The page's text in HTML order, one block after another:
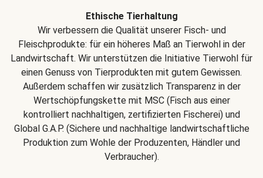
Ethische Tierhaltung
Wir verbessern die Qualität unserer Fisch- und
Fleischprodukte: für ein höheres Maß an Tierwohl in der
Landwirtschaft. Wir unterstützen die Initiative Tierwohl für
einen Genuss von Tierprodukten mit gutem Gewissen.
Außerdem schaffen wir zusätzlich Transparenz in der
Wertschöpfungskette mit MSC (Fisch aus einer
kontrolliert nachhaltigen, zertifizierten Fischerei) und
Global G.A.P. (Sichere und nachhaltige landwirtschaftliche
Produktion zum Wohle der Produzenten, Händler und
Verbraucher).